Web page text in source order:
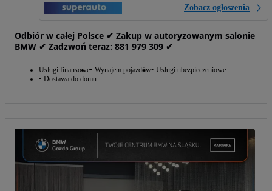
Zobacz ogłoszenia
Odbiór w całej Polsce ✔ Zakup w autoryzowanym salonie
BMW ✔ Zadzwoń teraz: 881‎ 979‎ 309 ✔
Usługi finansowe Wynajem pojazdów Usługi ubezpieczeniowe
Dostawa do domu